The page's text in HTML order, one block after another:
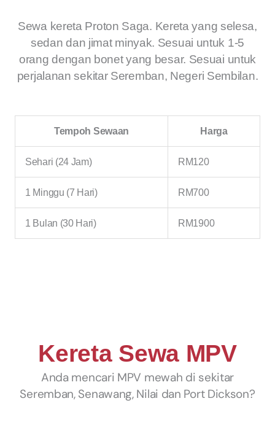
Sewa kereta Proton Saga. Kereta yang selesa,
sedan dan jimat minyak. Sesuai untuk 1-5
orang dengan bonet yang besar. Sesuai untuk
perjalanan sekitar Seremban, Negeri Sembilan.
Tempoh Sewaan Harga
Sehari (24 Jam) RM120
1 Minggu (7 Hari) RM700
1 Bulan (30 Hari) RM1900
Kereta Sewa MPV
Anda mencari MPV mewah di sekitar
Seremban, Senawang, Nilai dan Port Dickson?